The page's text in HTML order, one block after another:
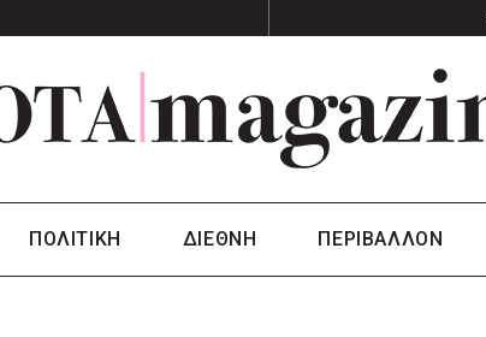
ΠΟΛΙΤΙΚΗ ΔΙΕΘΝΗ ΠΕΡΙΒΑΛΛΟΝ